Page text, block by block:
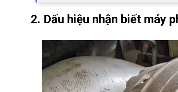
2. Dấu hiệu nhận biết máy